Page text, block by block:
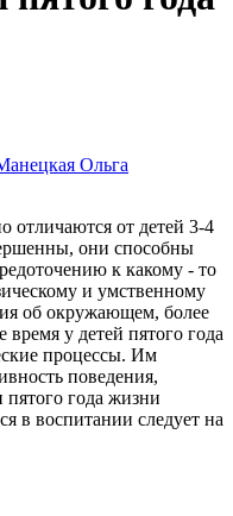
Ольга
отличаются от детей 3-4
они способны
к какому - то
и умственному
об окружающем, более
у детей пятого года
процессы. Им
поведения,
пятого года жизни
в воспитании следует на